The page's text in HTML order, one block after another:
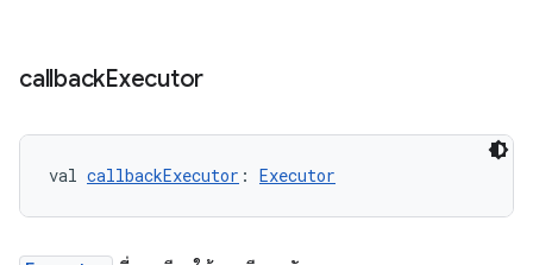
callbackExecutor
val callbackExecutor : Executor